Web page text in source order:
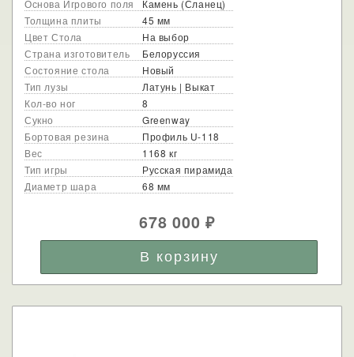
Основа Игрового поля
Камень (Сланец)
Толщина плиты
45 мм
Цвет Стола
На выбор
Страна изготовитель
Белоруссия
Состояние стола
Новый
Тип лузы
Латунь | Выкат
Кол-во ног
8
Сукно
Greenway
Бортовая резина
Профиль U-118
Вес
1168 кг
Тип игры
Русская пирамида
Диаметр шара
68 мм
678 000₽